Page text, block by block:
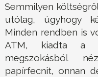
Semmilyen
utólag, úgyhogy
Minden rendben is
ATM, kiadta a
megszokásból
papírfecnit, onnan